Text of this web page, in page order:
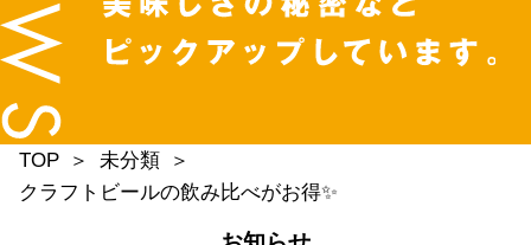
TOP
未分類
クラフトビールの飲み比べがお得✨